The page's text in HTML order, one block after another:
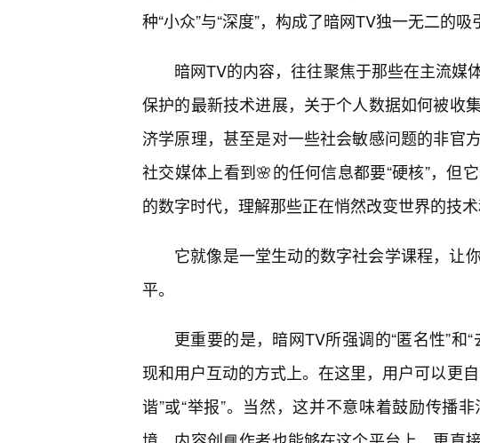
种“小众”与“深度”，构成了暗网TV独一无二的吸
暗网TV的内容，往往聚焦于那些在主流媒
保护的最新技术进展，关于个人数据如何被收
济学原理，甚至是对一些社会敏感问题的非官
社交媒体上看到🌸的任何信息都要“硬核”，但
的数字时代，理解那些正在悄然改变世界的技术
它就像是一堂生动的数字社会学课程，让
平。
更重要的是，暗网TV所强调的“匿名性”和
现和用户互动的方式上。在这里，用户可以更
谐”或“举报”。当然，这并不意味着鼓励传播